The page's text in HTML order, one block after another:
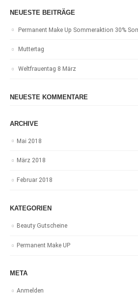
NEUESTE BEITRÄGE
Permanent Make Up Sommeraktion 30%
Muttertag
Weltfrauentag 8 März
NEUESTE KOMMENTARE
ARCHIVE
Mai 2018
März 2018
Februar 2018
KATEGORIEN
Beauty Gutscheine
Permanent Make UP
META
Anmelden